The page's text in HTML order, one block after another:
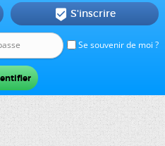
Se souvenir de moi ?
 S'inscrire